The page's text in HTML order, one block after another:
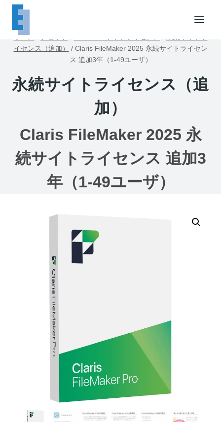
ホーム
イセンス（追加）
/ Claris FileMaker 2025 永続サイトライセン
ス 追加3年（1-49ユーザ）
永続サイトライセンス（追
加）
Claris FileMaker 2025 永
続サイトライセンス 追加3
年（1-49ユーザ）